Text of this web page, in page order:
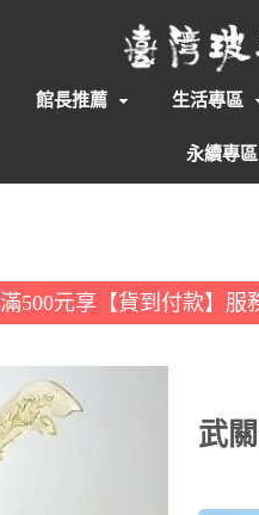
館長推薦 生活專區
永續專區
500元享【貨到付款】服
武